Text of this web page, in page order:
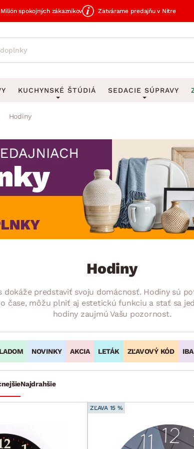
Milión spokojných zákazníkov Zatvárame predajňu v Nitre
Obrazy
Zrkadlá
Zobrazit vše
DOMÁCE SPOTREBIČE
KUCHYNSKÉ ŠTÚDIÁ SEDACIE SÚPRAVY
Rohové sedacie
Sedacie súpravy 3-
Sedacie súpravy na
Hodiny
Hodiny
predstaviť svoju domácnosť. Hodiny sú
čase, môžu plniť aj estetickú funkciu a stať sa
hodiny zaujmú Vašu pozornost.
NOVINKY AKCIA LETÁK ZĽAVOVÝ KÓD
Najdrahšie
ZĽAVA 15 %